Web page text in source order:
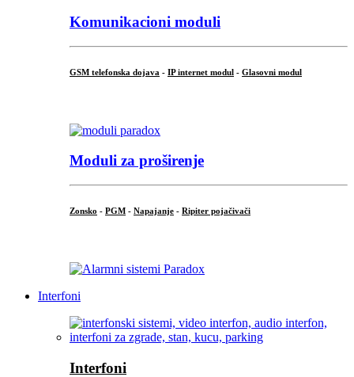
Komunikacioni moduli
GSM telefonska dojava - IP internet modul - Glasovni modul
Moduli za proširenje
Zonsko - PGM - Napajanje - Ripiter pojačivači
Interfoni
Interfoni